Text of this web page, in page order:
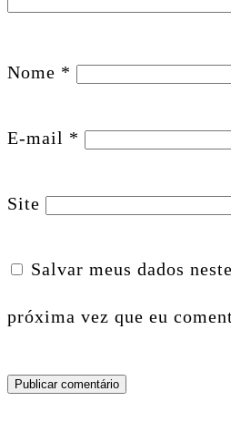
Nome *
E-mail *
Site
Salvar meus dados
próxima vez que eu